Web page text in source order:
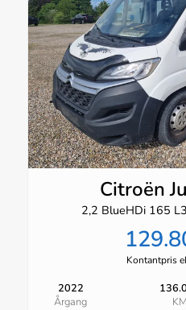
Citroën
2,2 BlueHDi 165
Kontantpris
2022
Årgang
KM